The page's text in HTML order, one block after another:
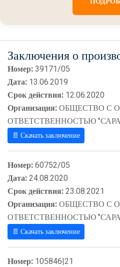
Заключения о
Номер:39171/05
Дата: 13.06.2019
Срок действия: 12.06.2020
Организация:ОБЩЕСТВО С
ОТВЕТСТВЕННОСТЬЮ
📄 Скачать заключение
Номер:60752/05
Дата:24.08.2020
Срок действия:23.08.2021
Организация:ОБЩЕСТВО С
ОТВЕТСТВЕННОСТЬЮ
📄 Скачать заключение
Номер: 105846|21